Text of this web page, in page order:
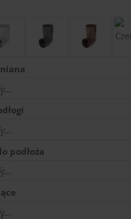
podłoża